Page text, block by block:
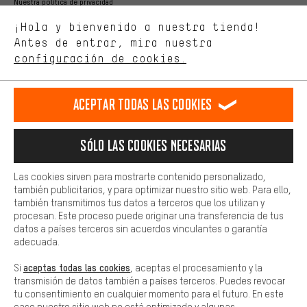
Nuestra política de privacidad
Idioma"
español
ES english
EN Deutsch
DE
RESCINDIR EL CONTRATO Comunidad de Aquisgrán Programa de afiliados
Aviso Legal Protección de datos Condiciones Generales
Plataforma de reportes Reciclaje de baterias
Configuración de las cookies Ajusta el contraste
Todos los precios indicados son en euros e sin MwSt, más
gastos de envío aEstados Unidos.
¡Hola y bienvenido a nuestra tienda!
Antes de entrar, mira nuestra
configuración de cookies.
tienda. Con las cookies de rendimiento, puedes influir en la mejora
de nuestro sitio web y nuestra oferta de la tienda con tu
comportamiento de compra.
Más confort
cookies de comodidad, creamos enlaces a plataformas de redes
sociales. Esto nos permite proporcionarle más contenido e
adicionales que le ayudarán a encontrar los productos adecuados.
preguntas de forma rápida y sencilla.
Básica
Las cookies básicas aseguran que puedas usar nuestro sitio web.
Aceptar todas las cookies
Sólo las cookies necesarias
Las cookies sirven para mostrarte contenido personalizado,
también publicitarios, y para optimizar nuestro sitio web. Para ello,
también transmitimos tus datos a terceros que los utilizan y
procesan. Este proceso puede originar una transferencia de tus
datos a países terceros sin acuerdos vinculantes o garantía
adecuada.
Si aceptas todas las cookies , aceptas el procesamiento y la
transmisión de datos también a países terceros. Puedes revocar
tu consentimiento en cualquier momento para el futuro. En este